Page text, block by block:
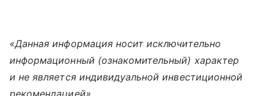
«Данная информация носит исключительно
информационный (ознакомительный) характер
и не является индивидуальной инвестиционной
рекомендацией».